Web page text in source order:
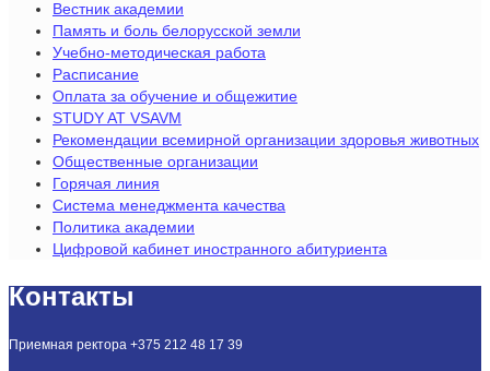
Вестник академии
Память и боль белорусской земли
Учебно-методическая работа
Расписание
Оплата за обучение и общежитие
STUDY AT VSAVM
Рекомендации всемирной организации здоровья животных
Общественные организации
Горячая линия
Система менеджмента качества
Политика академии
Цифровой кабинет иностранного абитуриента
Контакты
Приемная ректора +375 212 48 17 39